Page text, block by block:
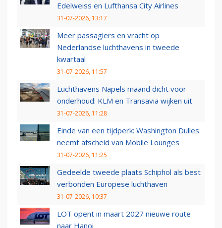
Edelweiss en Lufthansa City Airlines
31-07-2026, 13:17
Meer passagiers en vracht op
Nederlandse luchthavens in tweede
kwartaal
31-07-2026, 11:57
Luchthavens Napels maand dicht voor
onderhoud: KLM en Transavia wijken uit
31-07-2026, 11:28
Einde van een tijdperk: Washington Dulles
neemt afscheid van Mobile Lounges
31-07-2026, 11:25
Gedeelde tweede plaats Schiphol als best
verbonden Europese luchthaven
31-07-2026, 10:37
LOT opent in maart 2027 nieuwe route
naar Hanoi